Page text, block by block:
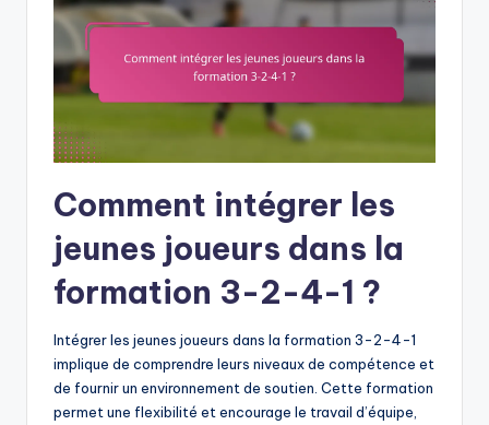
Comment intégrer les
jeunes joueurs dans la
formation 3-2-4-1 ?
Intégrer les jeunes joueurs dans la formation 3-2-4-1
implique de comprendre leurs niveaux de compétence et
de fournir un environnement de soutien. Cette formation
permet une flexibilité et encourage le travail d’équipe,